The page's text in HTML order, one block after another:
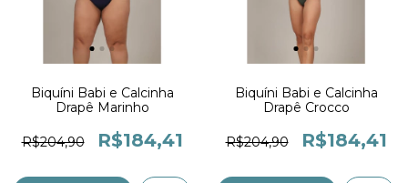
Biquíni Babi e Calcinha
Drapê Marinho
R$204,90 R$184,41
Biquíni Babi e Calcinha
Drapê Crocco
R$204,90 R$184,41